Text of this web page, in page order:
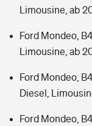
Limousine, ab
Ford Mondeo,
Limousine, ab
Ford Mondeo,
Diesel,
Ford Mondeo,